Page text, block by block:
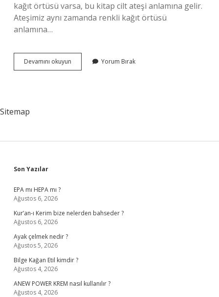
kağıt örtüsü varsa, bu kitap cilt ateşi anlamına gelir.
Ateşimiz aynı zamanda renkli kağıt örtüsü
anlamına…
Devamını okuyun
Ne
Yorum Bırak
Sitemap
Sidebar
Son Yazılar
EPA mı HEPA mı ?
Ağustos 6, 2026
Kur’an-ı Kerim bize nelerden bahseder ?
Ağustos 6, 2026
Ayak çelmek nedir ?
Ağustos 5, 2026
Bilge Kağan Etil kimdir ?
Ağustos 4, 2026
ANEW POWER KREM nasıl kullanılır ?
Ağustos 4, 2026